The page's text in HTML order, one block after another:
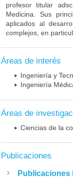
profesor titular
Medicina. Sus
aplicados al
complejos, en
Áreas de interés
Ingeniería y
Ingeniería
Áreas de
Ciencias de la
Publicaciones
Publicaciones